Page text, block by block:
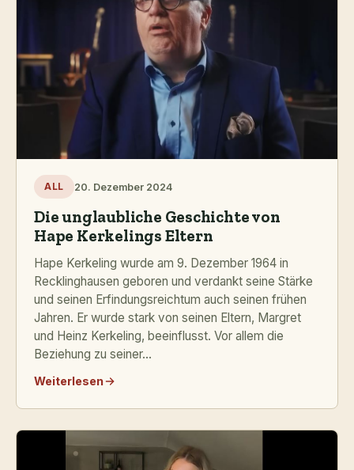
ALL 20. Dezember 2024
Die unglaubliche Geschichte von
Hape Kerkelings Eltern
Hape Kerkeling wurde am 9. Dezember 1964 in
Recklinghausen geboren und verdankt seine Stärke
und seinen Erfindungsreichtum auch seinen frühen
Jahren. Er wurde stark von seinen Eltern, Margret
und Heinz Kerkeling, beeinflusst. Vor allem die
Beziehung zu seiner...
Weiterlesen